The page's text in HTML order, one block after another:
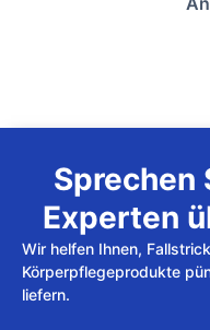
Sprechen
Experten
Wir helfen Ihnen,
Körperpflegeprodukte
liefern.